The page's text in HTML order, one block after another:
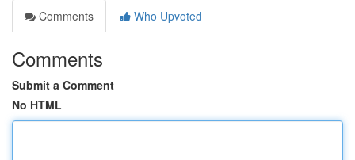
Comments
Who Upvoted
Comments
Submit a Comment
No HTML